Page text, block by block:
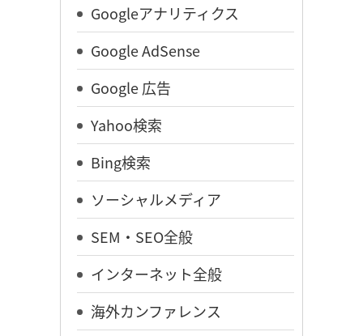
Googleアナリティクス
Google AdSense
Google 広告
Yahoo検索
Bing検索
ソーシャルメディア
SEM・SEO全般
インターネット全般
海外カンファレンス